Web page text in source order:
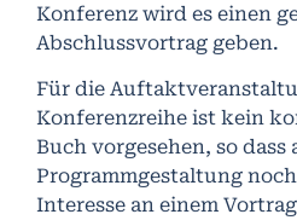
Konferenz wird es einen
Abschlussvortrag geben.
Für die
Konferenzreihe ist kein
Buch vorgesehen, so
Programmgestaltung
Interesse an einem